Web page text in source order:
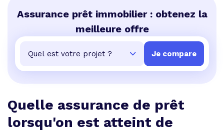
Assurance prêt immobilier : obtenez la
meilleure offre
Quelle assurance de prêt
lorsqu'on est atteint de